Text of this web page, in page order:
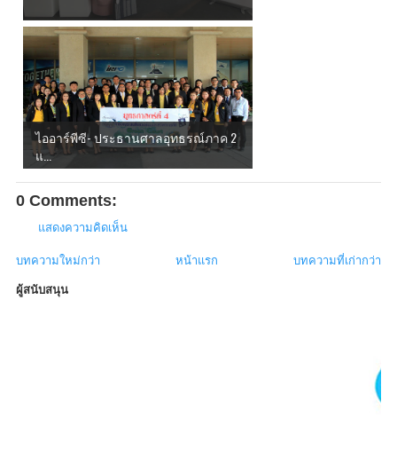
ไออาร์พีซี- ประธานศาลอุทธรณ์ภาค 2
แ...
0 Comments:
แสดงความคิดเห็น
บทความใหม่กว่า บทความที่เก่ากว่า
หน้าแรก
ผู้สนับสนุน